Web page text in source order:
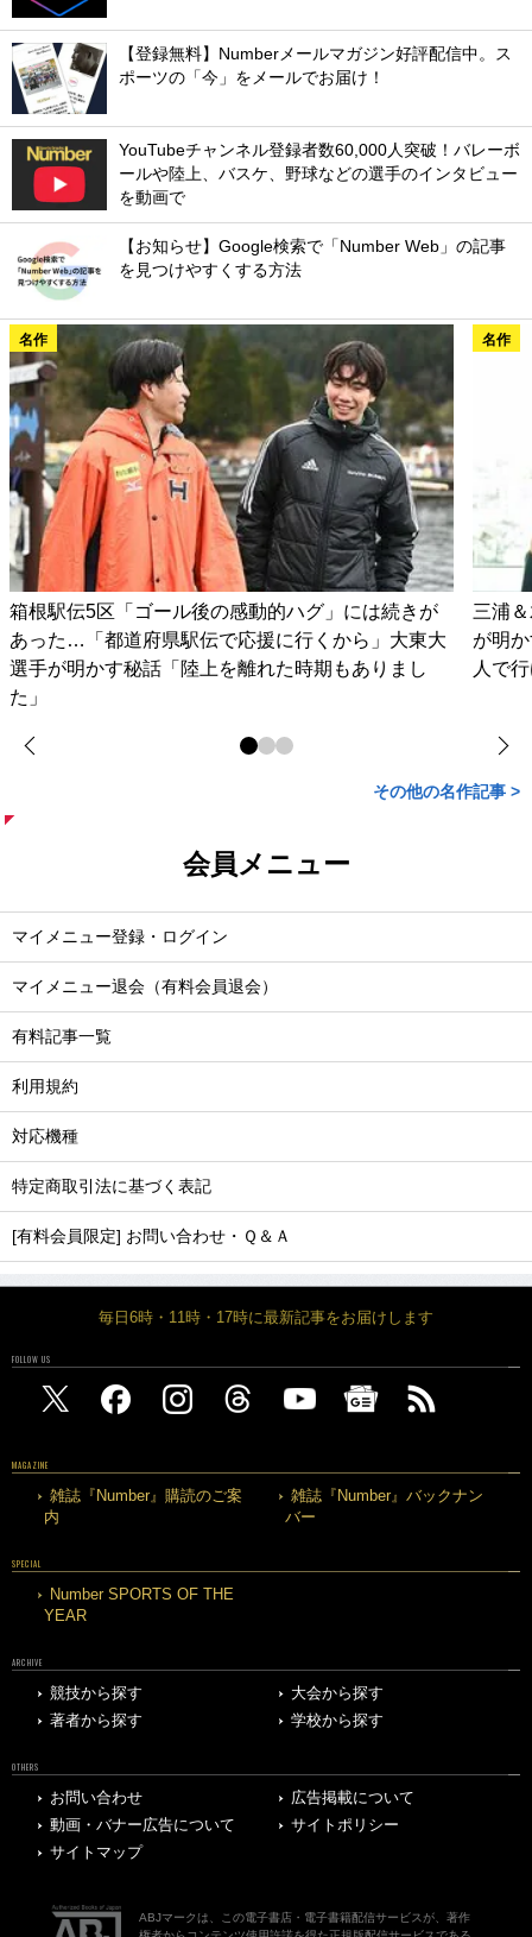
【登録無料】Numberメールマガジン好評配信中。ス
ポーツの「今」をメールでお届け！
YouTubeチャンネル登録者数60,000人突破！バレーボ
ールや陸上、バスケ、野球などの選手のインタビュー
を動画で
【お知らせ】Google検索で「Number Web」の記事
を見つけやすくする方法
名作
箱根駅伝5区「ゴール後の感動的ハグ」には続きが
あった…「都道府県駅伝で応援に行くから」大東大
選手が明かす秘話「陸上を離れた時期もありまし
た」
名作
三浦
が明
人で
その他の名作記事 >
会員メニュー
マイメニュー登録・ログイン
マイメニュー退会（有料会員退会）
有料記事一覧
利用規約
対応機種
特定商取引法に基づく表記
[有料会員限定] お問い合わせ・Ｑ＆Ａ
毎日6時・11時・17時に最新記事をお届けします
FOLLOW US
MAGAZINE
雑誌『Number』購読のご案
内
雑誌『Number』バックナン
バー
SPECIAL
Number SPORTS OF THE
YEAR
ARCHIVE
競技から探す
大会から探す
著者から探す
学校から探す
OTHERS
お問い合わせ
広告掲載について
動画・バナー広告について
サイトポリシー
サイトマップ
ABJマークは、この電子書店・電子書籍配信サービスが、著作